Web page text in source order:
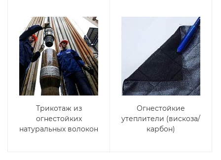
Трикотаж из
огнестойких
натуральных волокон
Огнестойкие
утеплители (вискоза/
карбон)